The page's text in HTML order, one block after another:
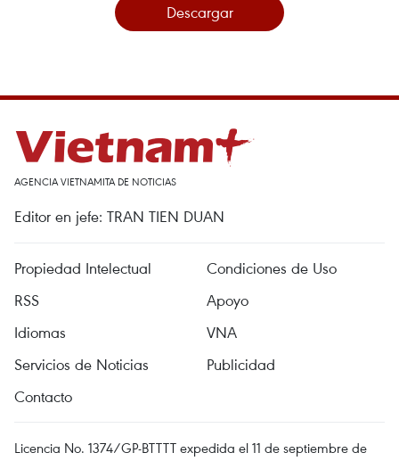
Descargar
AGENCIA VIETNAMITA DE NOTICIAS
Editor en jefe: TRAN TIEN DUAN
Propiedad Intelectual
Condiciones de Uso
RSS
Apoyo
Idiomas
VNA
Servicios de Noticias
Publicidad
Contacto
Licencia No. 1374/GP-BTTTT expedida el 11 de septiembre de